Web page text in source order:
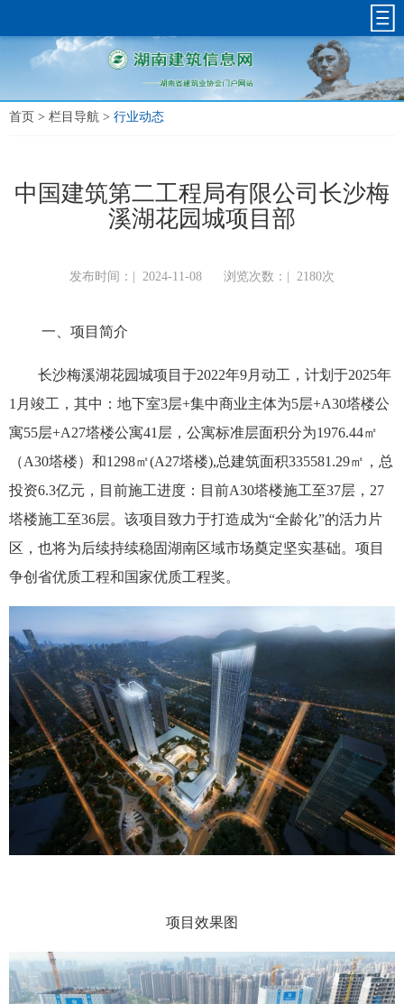
首页 > 栏目导航 > 行业动态
中国建筑第二工程局有限公司长沙梅
溪湖花园城项目部
发布时间：| 2024-11-08 浏览次数：| 2180次
一、项目简介
长沙梅溪湖花园城项目于2022年9月动工，计划于2025年
1月竣工，其中：地下室3层+集中商业主体为5层+A30塔楼公
寓55层+A27塔楼公寓41层，公寓标准层面积分为1976.44㎡
（A30塔楼）和1298㎡(A27塔楼),总建筑面积335581.29㎡，总
投资6.3亿元，目前施工进度：目前A30塔楼施工至37层，27
塔楼施工至36层。该项目致力于打造成为“全龄化”的活力片
区，也将为后续持续稳固湖南区域市场奠定坚实基础。项目
争创省优质工程和国家优质工程奖。
项目效果图